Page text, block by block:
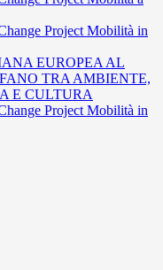
Project Mobilità in
EUROPEA AL
TRA AMBIENTE,
E CULTURA
Project Mobilità in